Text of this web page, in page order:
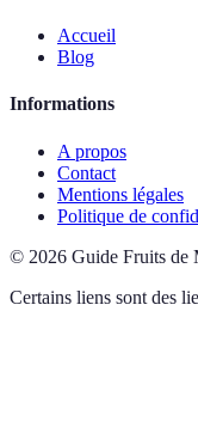
Accueil
Blog
Informations
A propos
Contact
Mentions légales
Politique de
© 2026 Guide Fruits de
Certains liens sont des